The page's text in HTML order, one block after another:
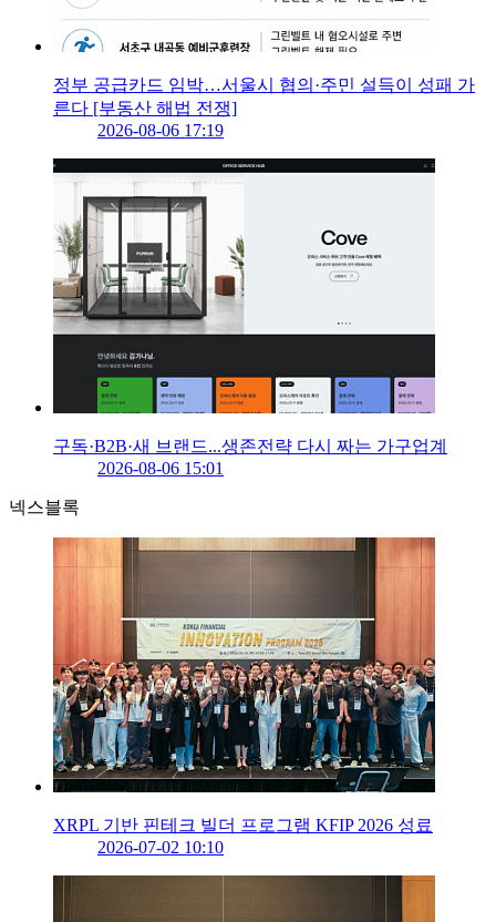
정부 공급카드 임박…서울시 협의·주민 설득이 성패 가
른다 [부동산 해법 전쟁]
2026-08-06 17:19
구독·B2B·새 브랜드...생존전략 다시 짜는 가구업계
2026-08-06 15:01
넥스블록
XRPL 기반 핀테크 빌더 프로그램 KFIP 2026 성료
2026-07-02 10:10